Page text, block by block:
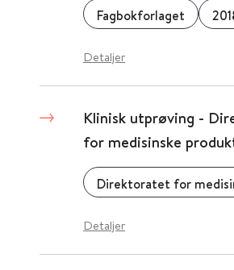
Fagbokforlaget
Detaljer
Klinisk utprøving -
for medisinske
Detaljer